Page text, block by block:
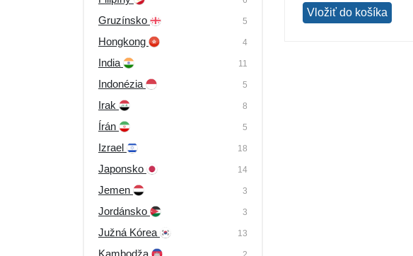
Gruzínsko 5
Hongkong 4
India 11
Indonézia 5
Irak 8
Írán 5
Izrael 18
Japonsko 14
Jemen 3
Jordánsko 3
Južná Kórea 13
Kambodža
Vložiť do košíka